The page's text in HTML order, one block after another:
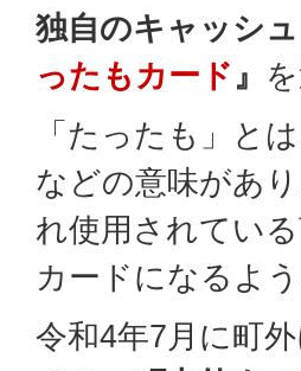
独自のキャッシ
ったもカード』
「たったも」と
などの意味があ
れ使用されてい
カードになるよ
令和4年7月に町